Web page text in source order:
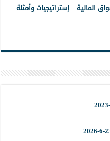
المالية – إستراتيجيات وأمثلة